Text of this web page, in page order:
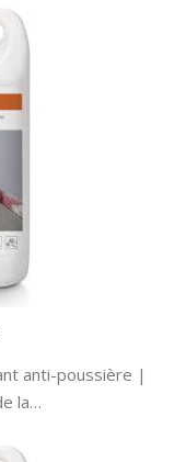
anti-poussière |
la…